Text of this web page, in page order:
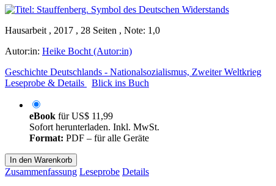
Hausarbeit , 2017 , 28 Seiten , Note: 1,0
Autor:in: Heike Bocht (Autor:in)
Geschichte Deutschlands - Nationalsozialismus, Zweiter Weltkrieg
Leseprobe & Details
Blick ins Buch
eBook fürUS$ 11,99
Sofort herunterladen. Inkl. MwSt.
Format: PDF – für alle Geräte
In den Warenkorb
Zusammenfassung Leseprobe Details